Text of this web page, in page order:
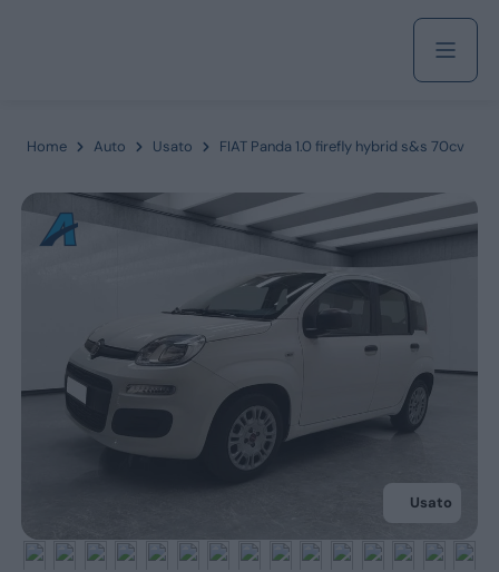
Acquista
Azienda
Servizi
Marchi
Fiat
Alfa Romeo
Home Auto Usato FIAT Panda 1.0 firefly hybrid s&s 70cv
Usato